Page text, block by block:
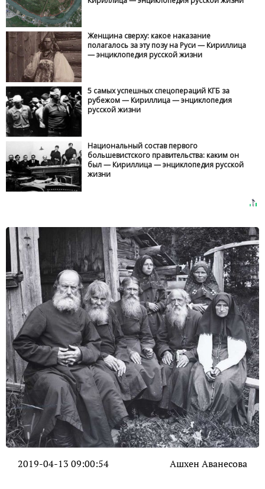
Женщина сверху: какое наказание
полагалось за эту позу на Руси — Кириллица
— энциклопедия русской жизни
5 самых успешных спецопераций КГБ за
рубежом — Кириллица — энциклопедия
русской жизни
Национальный состав первого
большевистского правительства: каким он
был — Кириллица — энциклопедия русской
жизни
2019-04-13 09:00:54 Ашхен Аванесова